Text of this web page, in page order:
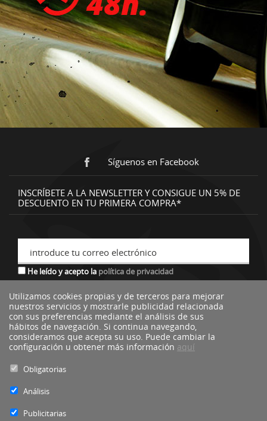
Síguenos en Facebook
INSCRÍBETE A LA NEWSLETTER Y CONSIGUE UN 5% DE
DESCUENTO EN TU PRIMERA COMPRA*
introduce tu correo electrónico
He leído y acepto la política de privacidad
*descuento no acumulable a otras ofertas o promociones.
Utilizamos cookies propias y de terceros para mejorar
nuestros servicios y mostrarle publicidad relacionada
con sus preferencias mediante el análisis de sus
hábitos de navegación. Si continua navegando,
consideramos que acepta su uso. Puede cambiar la
configuración u obtener más información aquí
Obligatorias
Análisis
Publicitarias